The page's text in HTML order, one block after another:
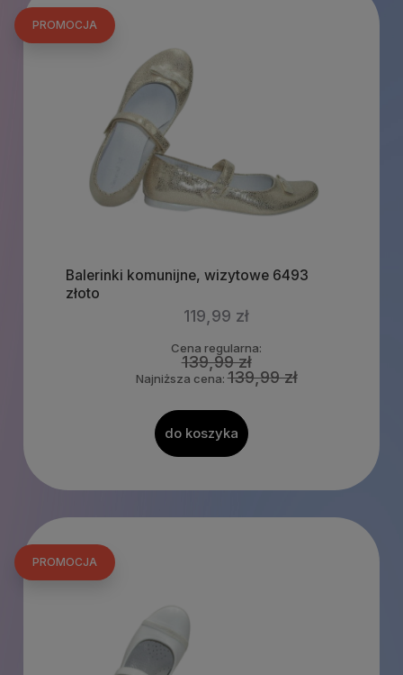
Balerinki komunijne, wizytowe 6493
złoto
119,99 zł
Cena regularna:
139,99 zł
Najniższa cena:139,99 zł
do koszyka
PROMOCJA
PROMOCJA